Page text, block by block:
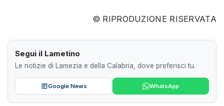
© RIPRODUZIONE RISERVATA
Segui il Lametino
Le notizie di Lamezia e della Calabria, dove preferisci tu.
Google News WhatsApp